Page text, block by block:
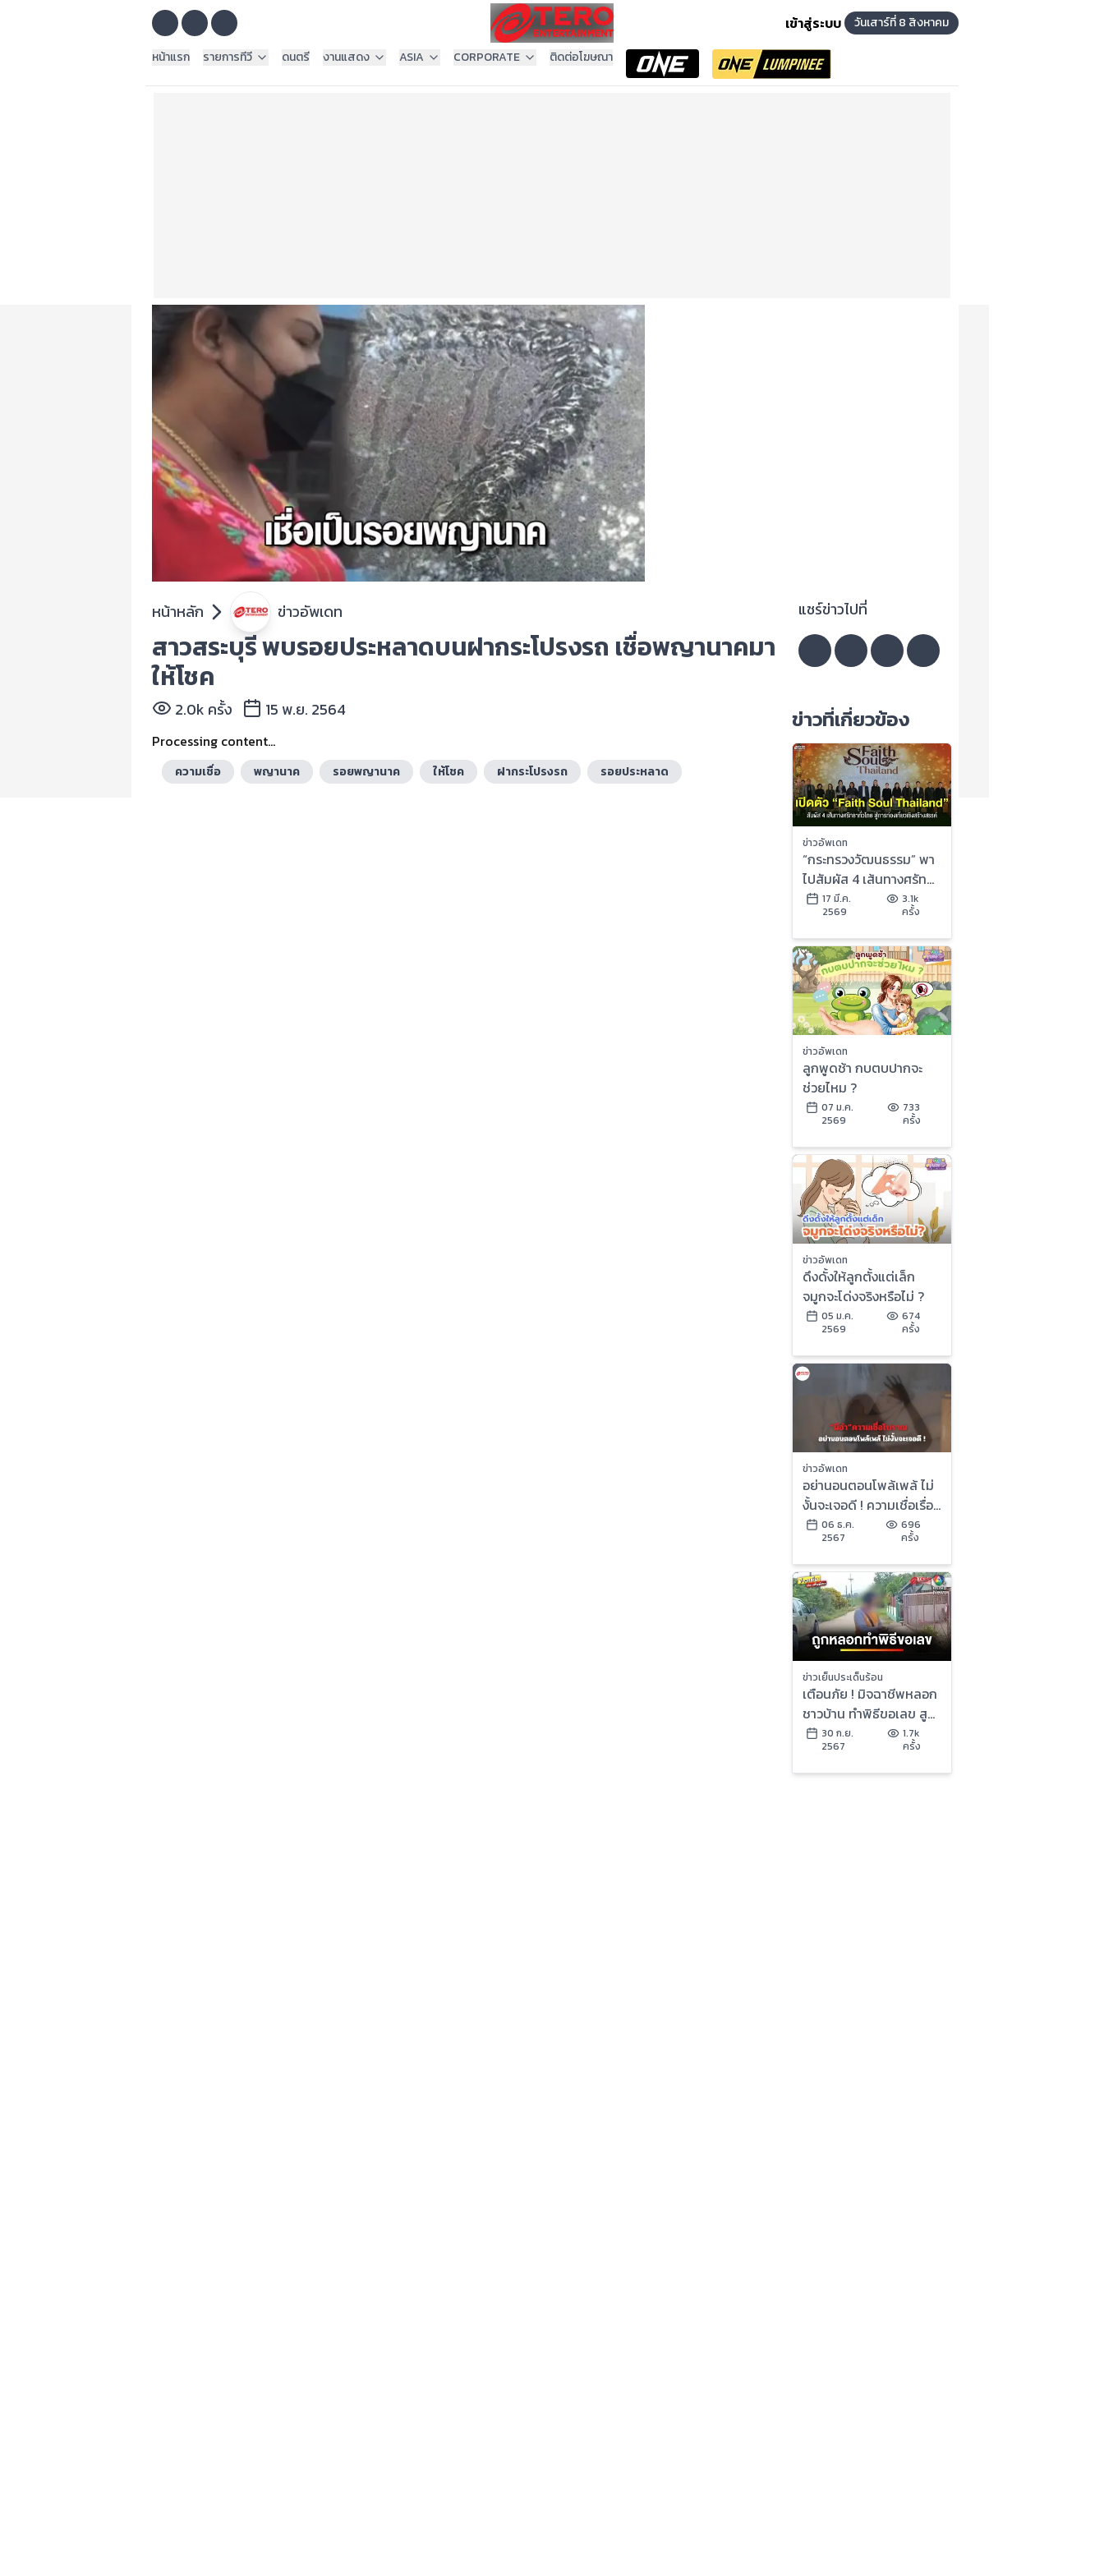
เข้าสู่ระบบ
วันเสาร์ที่ 8 สิงหาคม
หน้าแรก
รายการทีวี ดนตรี งานแสดง ASIA CORPORATE ติดต่อโฆษณา
หน้าหลัก ข่าวอัพเดท
สาวสระบุรี พบรอยประหลาดบนฝากระโปรงรถ เชื่อพญานาคมา
ให้โชค
2.0k ครั้ง 15 พ.ย. 2564
Processing content...
ความเชื่อ พญานาค รอยพญานาค ให้โชค ฝากระโปรงรถ รอยประหลาด
แชร์ข่าวไปที่
ข่าวที่เกี่ยวข้อง
ข่าวอัพเดท
“กระทรวงวัฒนธรรม” พา
ไปสัมผัส 4 เส้นทางศรัทธา
ทั่วไทย ในโครงการ “Faith
Soul Thailand”
17 มี.ค.
2569
3.1k
ครั้ง
ข่าวอัพเดท
ลูกพูดช้า กบตบปากจะ
ช่วยไหม ?
07 ม.ค.
2569
733
ครั้ง
ข่าวอัพเดท
ดึงดั้งให้ลูกตั้งแต่เล็ก
จมูกจะโด่งจริงหรือไม่ ?
05 ม.ค.
2569
674
ครั้ง
ข่าวอัพเดท
อย่านอนตอนโพล้เพล้ ไม่
งั้นจะเจอดี ! ความเชื่อเรื่อง
“ผีตากผ้าอ้อม” ที่ไม่ได้มี
แค่ในไทย
06 ธ.ค.
2567
696
ครั้ง
ข่าวเย็นประเด็นร้อน
เตือนภัย ! มิจฉาชีพหลอก
ชาวบ้าน ทำพิธีขอเลข สูญ
เงิน-ทองเกลี้ยง | บุญชง
สงตอบ
30 ก.ย.
2567
1.7k
ครั้ง